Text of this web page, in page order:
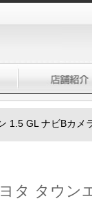
1.5 GL ナビBカメ
タ タウン